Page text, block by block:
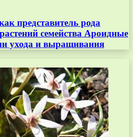
представитель рода
семейства Ароидные
ухода и выращивания